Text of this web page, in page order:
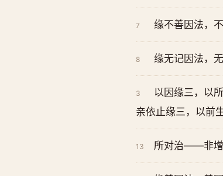
7 缘不善因法，
8 缘无记因法，
3
以因缘三，以
亲依止缘三，以前
13 所对治——非